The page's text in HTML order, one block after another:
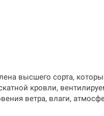
высшего сорта,
кровли,
ветра, влаги,